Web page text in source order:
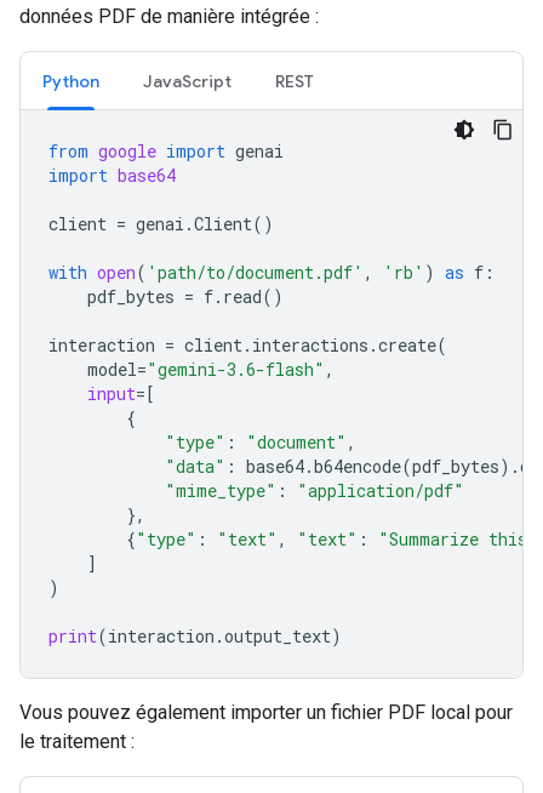
données PDF de manière intégrée :
Python JavaScript REST
from google import genai
import base64
client = genai .Client()
with open( 'path/to/document.pdf' , 'rb' ) as f :
pdf_bytes = f. read()
interaction = client. interactions .create(
model="gemini-3.6-flash" ,
input=[
{
"type" : "document" ,
"data" : base64.b64encode(pdf_bytes) .
"mime_type" :
"application/pdf"
},
{"type" : "text" , "text" :
"Summarize this
]
)
print(interaction .output_text)
Vous pouvez également importer un fichier PDF local pour
le traitement :